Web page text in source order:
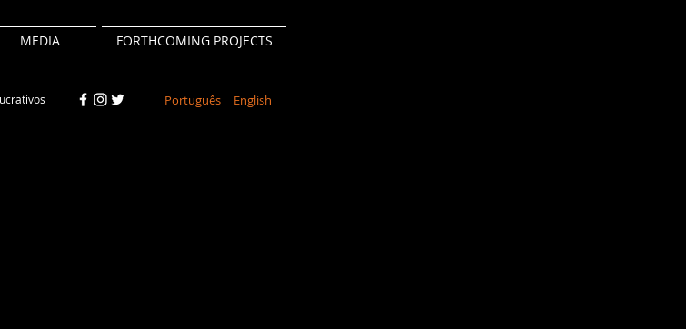
MEDIA FORTHCOMING PROJECTS
Português English